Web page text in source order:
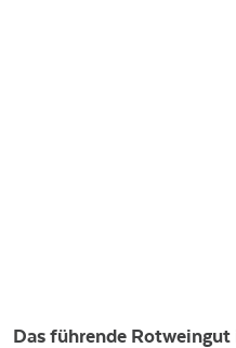
Das führende